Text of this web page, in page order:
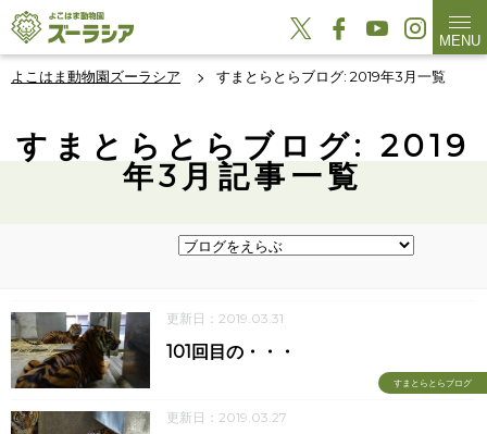
MENU
よこはま動物園ズーラシア すまとらとらブログ: 2019年3月一覧
すまとらとらブログ: 2019
年3月記事一覧
更新日：2019.03.31
すまとらとらブログ
101回目の・・・
更新日：2019.03.27